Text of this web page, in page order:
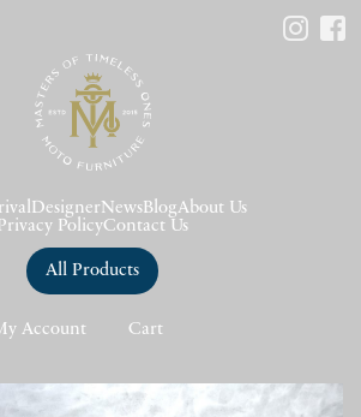
DesignerNews BlogAbout Us
Privacy PolicyContact Us
All Products
Account Cart